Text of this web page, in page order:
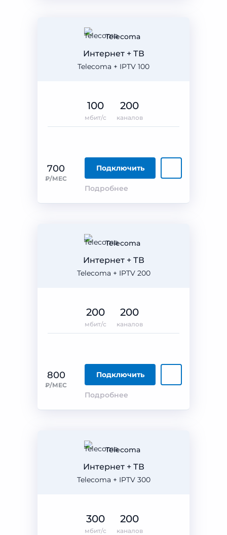
Telecoma
Telecoma + IPTV 100
Интернет + ТВ
700
₽/МЕС
Подключить
Подробнее
100
мбит/с
200
каналов
Telecoma
Telecoma + IPTV 200
Интернет + ТВ
800
₽/МЕС
Подключить
Подробнее
200
мбит/с
200
каналов
Telecoma
Telecoma + IPTV 300
Интернет + ТВ
300
мбит/с
200
каналов